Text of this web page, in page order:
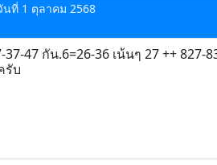
นที่ 1 ตุลาคม 2568
37-47 กัน.6=26-36 เน้นๆ 27 ++ 827-
รับ